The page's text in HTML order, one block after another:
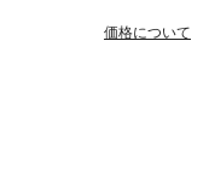
価格について